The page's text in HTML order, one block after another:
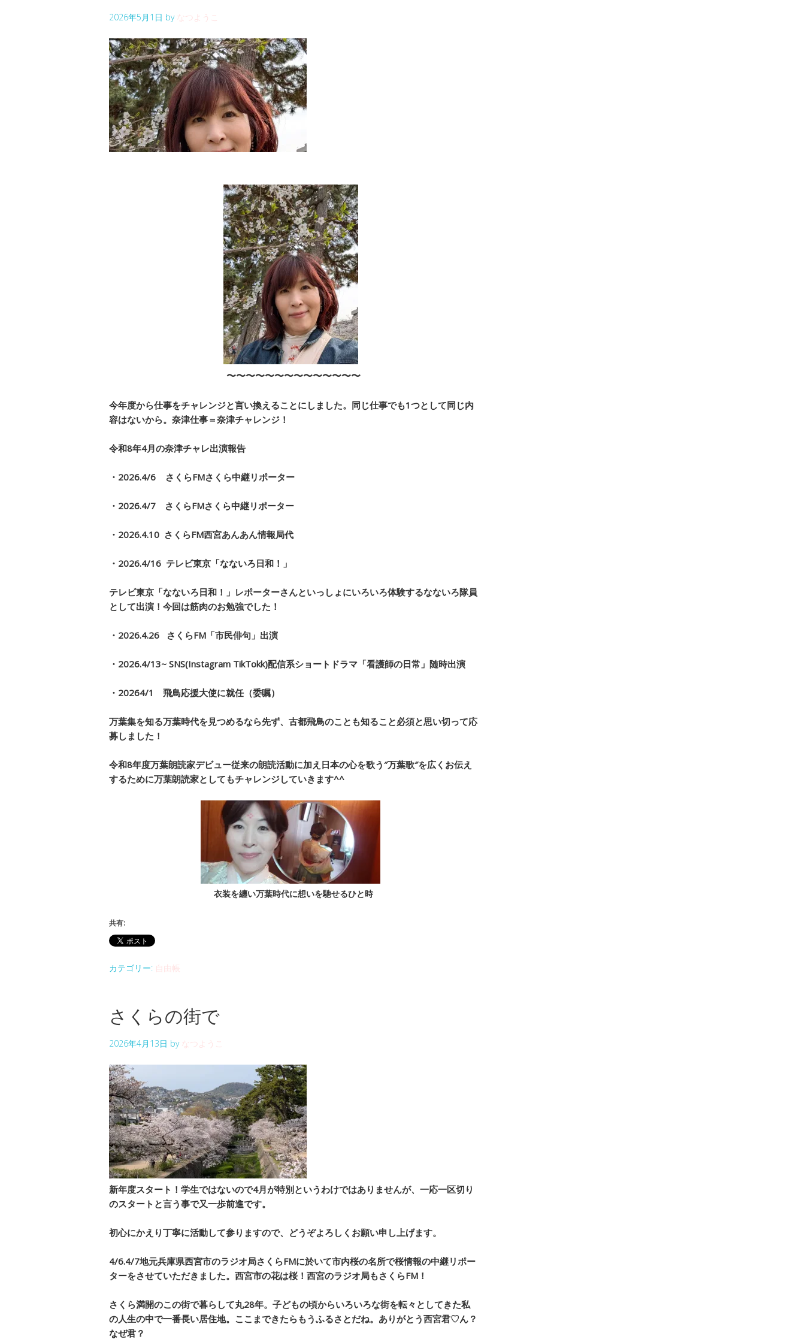
2026年5月1日 by なつようこ
〜〜〜〜〜〜〜〜〜〜〜〜〜〜
今年度から仕事をチャレンジと言い換えることにしました。同じ仕事でも1つとして同じ内
容はないから。 奈津仕事＝奈津チャレンジ！
令和8年4月の奈津チャレ出演報告
・2026.4/6 さくらFMさくら中継リポーター
・2026.4/7 さくらFMさくら中継リポーター
・2026.4.10 さくらFM西宮あんあん情報局代
・2026.4/16 テレビ東京「なないろ日和！」
テレビ東京「なないろ日和！」レポーターさんといっしょにいろいろ体験するなないろ隊員
として出演！今回は筋肉のお勉強でした！
・2026.4.26 さくらFM「市民俳句」出演
・2026.4/13~ SNS(Instagram TikTokk)配信系ショートドラマ 「看護師の日常」随時出演
・20264/1 飛鳥応援大使に就任（委嘱）
万葉集を知る万葉時代を見つめるなら先ず、古都飛鳥のことも知ること必須と思い切って応
募しました！
令和8年度万葉朗読家デビュー従来の朗読活動に加え日本の心を歌う″万葉歌″を広くお伝え
するために万葉朗読家としてもチャレンジしていきます^^
衣装を纏い万葉時代に想いを馳せるひと時
共有:
カテゴリー: 自由帳
さくらの街で
2026年4月13日 by なつようこ
新年度スタート！学生ではないので4月が特別というわけではありませんが、一応一区切り
のスタートと言う事で又一歩前進です。
初心にかえり丁寧に活動して参りますので、 どうぞよろしくお願い申し上げます。
4/6.4/7地元兵庫県西宮市のラジオ局さくらFMに於いて市内桜の名所で桜情報の中継リポー
ターをさせていただきました。西宮市の花は桜！西宮のラジオ局もさくらFM！
さくら満開のこの街で暮らして丸28年。子どもの頃からいろいろな街を転々としてきた私
の人生の中で一番長い居住地。ここまできたらもうふるさとだね。ありがとう西宮君♡ん？
なぜ君？